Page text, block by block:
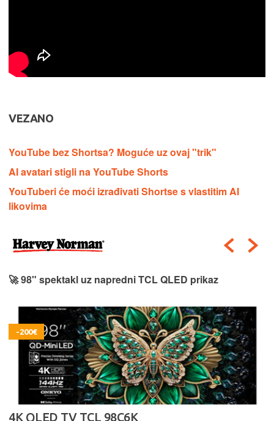
VEZANO
YouTube bez Shortsa? Moguće uz ovaj "trik"
AI avatari stigli na YouTube Shorts
YouTuberi će moći izrađivati Shortse s vlastitim AI
likovima
🚀 98" spektakl uz napredni TCL QLED prikaz
-200€
4K QLED TV TCL 98C6K